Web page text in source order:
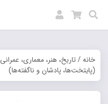
خانه/تاریخ، هنر، معماری، عمرانی
(پایتخت‌ها، پادشان و ناگفته‌ها)